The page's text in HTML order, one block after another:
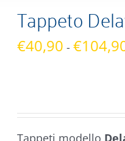
Tappeto
€40,90 - €
Tappeti modello